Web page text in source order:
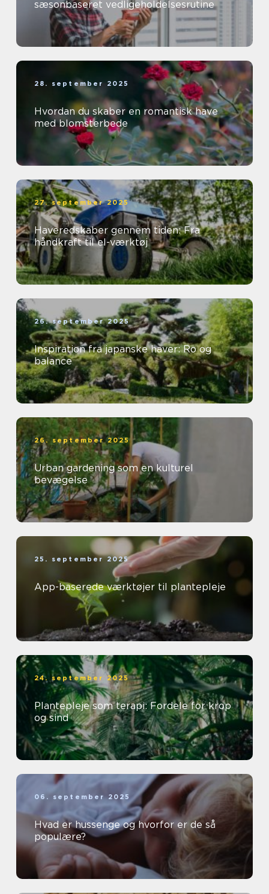
sæsonbaseret vedligeholdelsesrutine
28. september 2025
Hvordan du skaber en romantisk have
med blomsterbede
27. september 2025
Haveredskaber gennem tiden: Fra
håndkraft til el-værktøj
26. september 2025
Inspiration fra japanske haver: Ro og
balance
26. september 2025
Urban gardening som en kulturel
bevægelse
25. september 2025
App-baserede værktøjer til plantepleje
24. september 2025
Plantepleje som terapi: Fordele for krop
og sind
06. september 2025
Hvad er hussenge og hvorfor er de så
populære?